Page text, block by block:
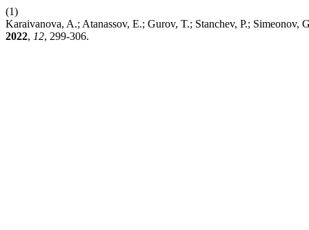
(1)
Karaivanova, A.; Atanassov, E.; Gurov, T.; Stanchev, P.;
2022, 12, 299-306.